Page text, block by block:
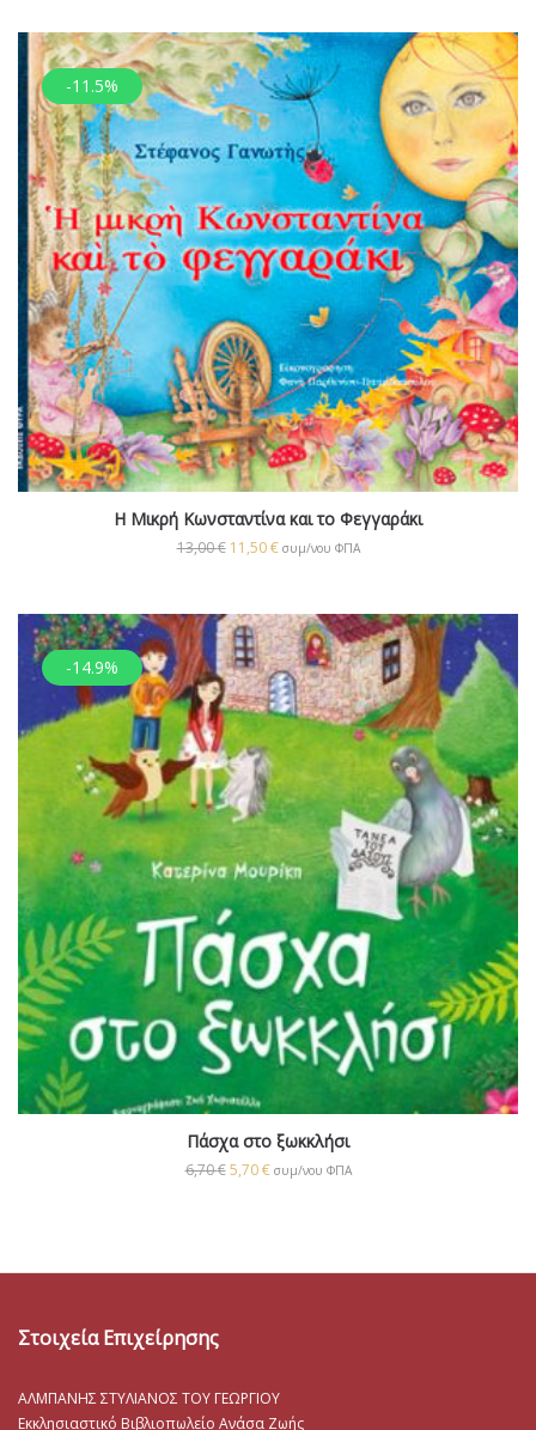
-11.5%
Η Μικρή Κωνσταντίνα και το Φεγγαράκι
13,00€ 11,50€ συμ/νου ΦΠΑ
-14.9%
Πάσχα στο ξωκκλήσι
6,70€ 5,70€ συμ/νου ΦΠΑ
Στοιχεία Επιχείρησης
ΑΛΜΠΑΝΗΣ ΣΤΥΛΙΑΝΟΣ ΤΟΥ ΓΕΩΡΓΙΟΥ
Εκκλησιαστικό Βιβλιοπωλείο Ανάσα Ζωής